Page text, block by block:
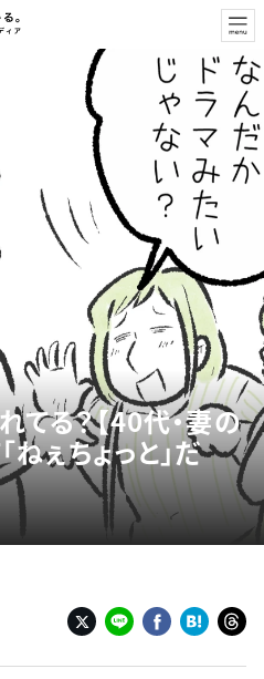
てる？【40代・妻の
ねぇちょっと」だ